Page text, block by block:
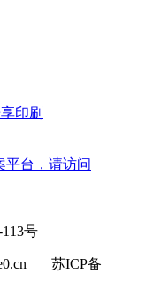
印刷
平台‌，请访问
号
苏ICP备